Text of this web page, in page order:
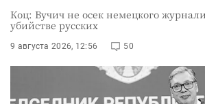
Коц: Вучич не осек немецкого
убийстве русских
9 августа 2026, 12:56 50